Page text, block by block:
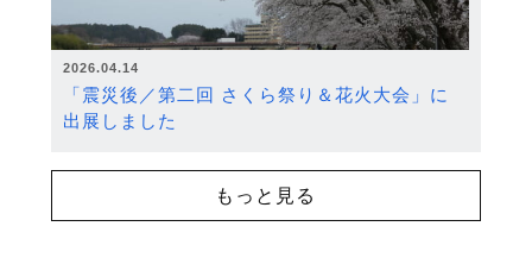
2026.04.14
「震災後／第二回 さくら祭り＆花火大会」に
出展しました
もっと見る